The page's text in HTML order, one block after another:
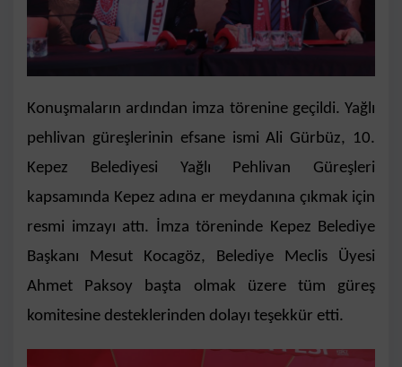
Konuşmaların ardından imza törenine geçildi. Yağlı
pehlivan güreşlerinin efsane ismi Ali Gürbüz, 10.
Kepez Belediyesi Yağlı Pehlivan Güreşleri
kapsamında Kepez adına er meydanına çıkmak için
resmi imzayı attı. İmza töreninde Kepez Belediye
Başkanı Mesut Kocagöz, Belediye Meclis Üyesi
Ahmet Paksoy başta olmak üzere tüm güreş
komitesine desteklerinden dolayı teşekkür etti.